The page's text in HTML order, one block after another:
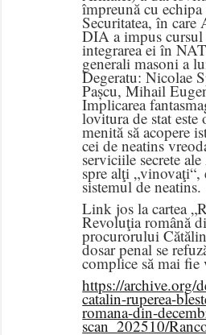
împreună cu
Securitatea, în care
DIA a impus
integrarea ei în
generali masoni a
Degeratu: Nicolae
Pașcu, Mihail
Implicarea
lovitura de stat este
menită să acopere
cei de neatins
serviciile secrete
spre alţi „vinovaţi“,
sistemul de neatins.
Link jos la cartea
Revoluţia română
procurorului
dosar penal se
complice să mai fie
https://archive.org/
catalin-ruperea-
romana-din-
scan_202510/